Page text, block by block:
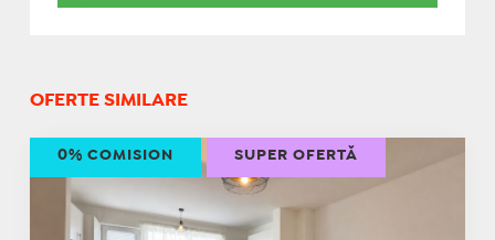
OFERTE SIMILARE
0% COMISION SUPER OFERTĂ